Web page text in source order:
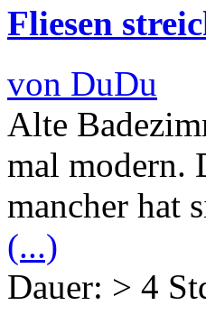
Fliesen
von DuDu
Alte
mal modern.
mancher hat
(...)
Dauer: > 4